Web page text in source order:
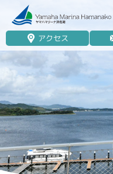
アクセス
マリーナ案内
船舶免許
マリンレジャー
マリーナステイ
レンタルボート